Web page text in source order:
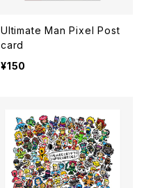
Ultimate Man Pixel Post
card
¥150